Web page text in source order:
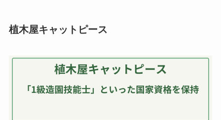
植木屋キャットピース